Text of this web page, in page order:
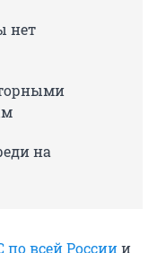
нет
на
по всей Россиии